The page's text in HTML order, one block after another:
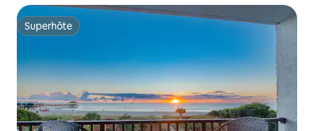
Superhôte
Superhôte